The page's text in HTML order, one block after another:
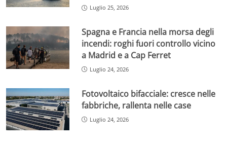
Luglio 25, 2026
Spagna e Francia nella morsa degli
incendi: roghi fuori controllo vicino
a Madrid e a Cap Ferret
Luglio 24, 2026
Fotovoltaico bifacciale: cresce nelle
fabbriche, rallenta nelle case
Luglio 24, 2026